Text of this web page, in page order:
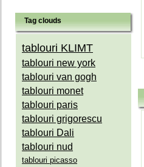
Tag clouds
tablouri KLIMT
tablouri new york
tablouri van gogh
tablouri monet
tablouri paris
tablouri grigorescu
tablouri Dali
tablouri nud
tablouri picasso